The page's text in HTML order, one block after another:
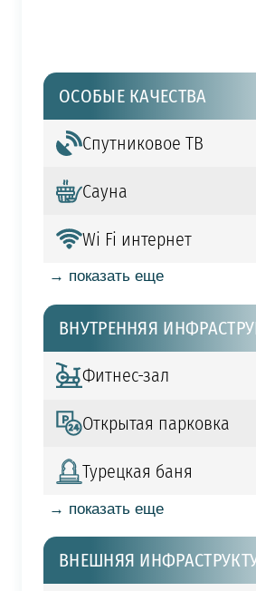
ОСОБЫЕ КАЧЕСТВА
Спутниковое ТВ
Сауна
Wi Fi интернет
→ показать еще
ВНУТРЕННЯЯ
Фитнес-зал
Открытая парковка
Турецкая баня
→ показать еще
ВНЕШНЯЯ